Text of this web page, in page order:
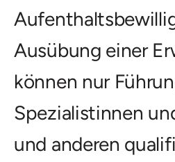
Ausübung einer
können nur
Spezialistinnen
und anderen